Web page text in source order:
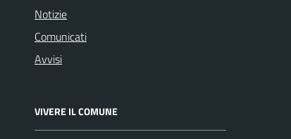
Notizie
Comunicati
Avvisi
VIVERE IL COMUNE